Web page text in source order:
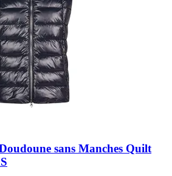
sans Manches Quilt